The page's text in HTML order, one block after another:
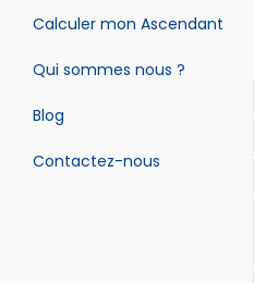
Calculer mon Ascendant
Qui sommes nous ?
Blog
Contactez-nous